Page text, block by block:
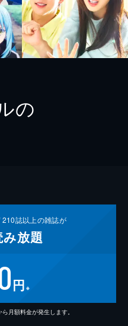
の
210誌以上の雑誌が
み放題
円 ※
月額料金が発生します。